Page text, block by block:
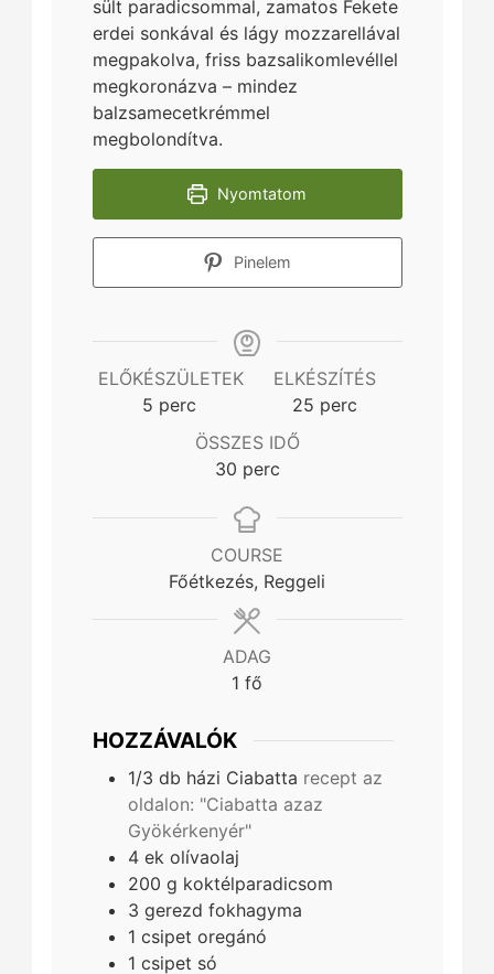
sült paradicsommal, zamatos Fekete
erdei sonkával és lágy mozzarellával
megpakolva, friss bazsalikomlevéllel
megkoronázva – mindez
balzsamecetkrémmel
megbolondítva.
Nyomtatom
Pinelem
ELŐKÉSZÜLETEK
5 minutes
perc
ELKÉSZÍTÉS
25minutes
perc
ÖSSZES IDŐ
30minutes
perc
COURSE
Főétkezés, Reggeli
ADAG
1 fő
HOZZÁVALÓK
1/3 db házi Ciabatta recept az
oldalon: "Ciabatta azaz
Gyökérkenyér"
4 ek olívaolaj
200 g koktélparadicsom
3 gerezd fokhagyma
1 csipet oregánó
1 csipet só